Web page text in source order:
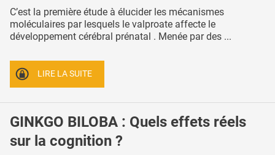
C’est la première étude à élucider les mécanismes
moléculaires par lesquels le valproate affecte le
développement cérébral prénatal . Menée par des ...
LIRE LA SUITE
GINKGO BILOBA : Quels effets réels
sur la cognition ?